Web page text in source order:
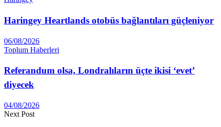
Haringey Heartlands otobüs bağlantıları güçleniyor
06/08/2026
Toplum Haberleri
Referandum olsa, Londralıların üçte ikisi ‘evet’
diyecek
04/08/2026
Next Post